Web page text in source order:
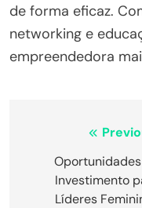
de forma eficaz.
networking e
empreendedora
navigation
Investimento
Líderes